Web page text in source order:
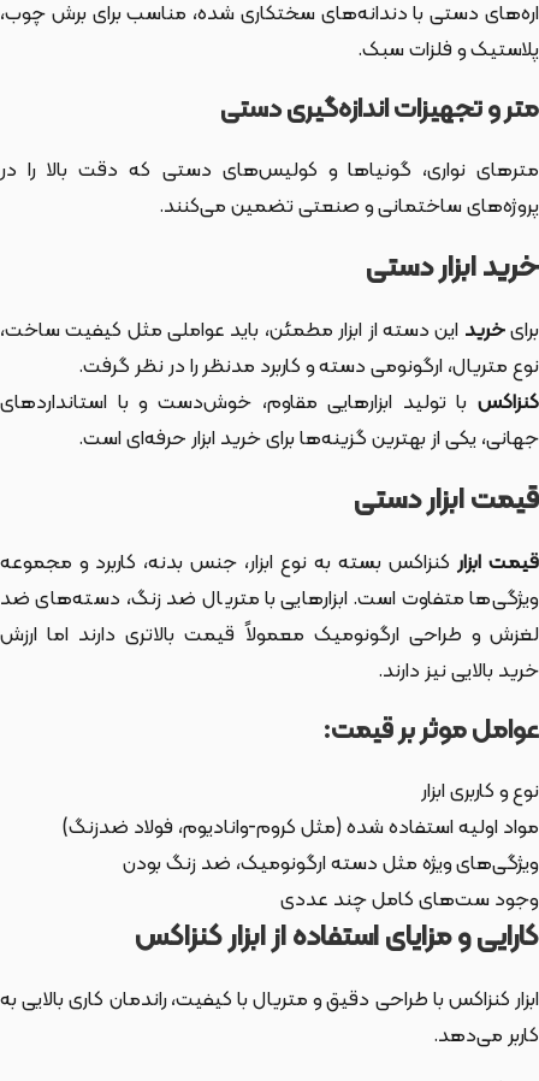
اره‌های دستی با دندانه‌های سختکاری شده، مناسب برای برش چوب،
پلاستیک و فلزات سبک.
متر و تجهیزات اندازه‌گیری دستی
مترهای نواری، گونیاها و کولیس‌های دستی که دقت بالا را در
پروژه‌های ساختمانی و صنعتی تضمین می‌کنند.
خرید ابزار دستی
برایخرید این دسته از ابزارمطمئن، باید عواملی مثل کیفیت ساخت،
نوع متریال، ارگونومی دسته و کاربرد مدنظر را در نظر گرفت.
کنزاکس با تولید ابزارهایی مقاوم، خوش‌دست و با استانداردهای
جهانی، یکی از بهترین گزینه‌ها برای خرید ابزار حرفه‌ای است.
قیمت ابزار دستی
قیمت ابزار کنزاکس بسته به نوع ابزار، جنس بدنه، کاربرد و مجموعه
ویژگی‌ها متفاوت است. ابزارهایی با متریال ضد زنگ، دسته‌های ضد
لغزش و طراحی ارگونومیک معمولاً قیمت بالاتری دارند اما ارزش
خرید بالایی نیز دارند.
عوامل موثر بر قیمت:
نوع و کاربری ابزار
مواد اولیه استفاده شده (مثل کروم-وانادیوم، فولاد ضدزنگ)
ویژگی‌های ویژه مثل دسته ارگونومیک، ضد زنگ بودن
وجود ست‌های کامل چند عددی
کارایی و مزایای استفاده از ابزار کنزاکس
ابزار کنزاکس با طراحی دقیق و متریال با کیفیت، راندمان کاری بالایی به
کاربر می‌دهد.